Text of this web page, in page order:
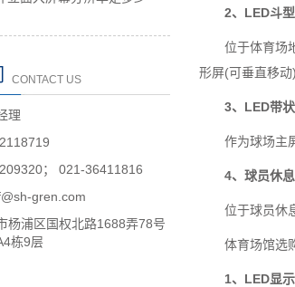
2、LED斗
位于体育场
形屏(可垂直移动
3、LED带
作为球场主
4、球员休
位于球员休
体育场馆选
1、LED显
CONTACT US
理
； 021-36411816
gren.com
杨浦区国权北路1688弄78号
栋9层